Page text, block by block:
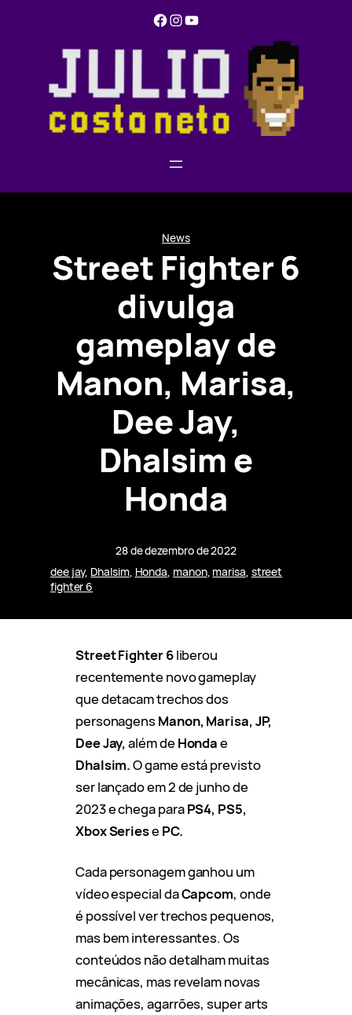
Facebook Instagram YouTube
News
Street Fighter 6
divulga
gameplay de
Manon, Marisa,
Dee Jay,
Dhalsim e
Honda
28 de dezembro de 2022
dee jay, Dhalsim, Honda, manon, marisa, street
fighter 6
Street Fighter 6liberou
recentemente novo gameplay
que detacam trechos dos
personagensManon, Marisa, JP,
Dee Jay,além deHondae
Dhalsim.O game está previsto
ser lançado em 2 de junho de
2023 e chega paraPS4, PS5,
Xbox SeriesePC.
Cada personagem ganhou um
vídeo especial daCapcom, onde
é possível ver trechos pequenos,
mas bem interessantes. Os
conteúdos não detalham muitas
mecânicas, mas revelam novas
animações, agarrões, super arts